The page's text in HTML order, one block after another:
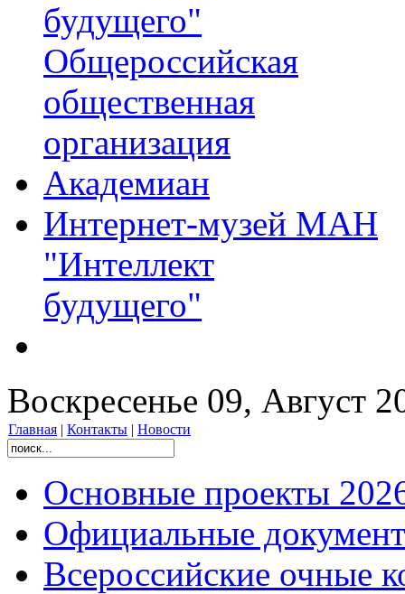
будущего"
Общероссийская
общественная
организация
Академиан
Интернет-музей МАН
"Интеллект
будущего"
Воскресенье 09, Август
Главная | Контакты | Новости
Основные проекты
Официальные
Всероссийские очные